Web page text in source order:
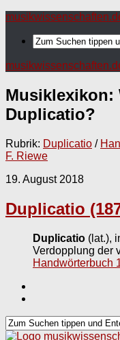
Musiklexikon:
Duplicatio?
Rubrik: Duplicatio /
F. Riewe
19. August 2018
Duplicatio
Duplicatio (lat.),
Verdopplung der
Handwörterbuch